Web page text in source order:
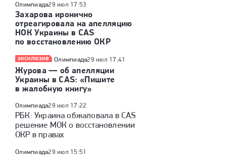
Олимпиада29 июл 17:53
Захарова иронично
отреагировала на апелляцию
НОК Украины в CAS
по восстановлению ОКР
Олимпиада29 июл 17:41
Журова — об апелляции
Украины в CAS: «Пишите
в жалобную книгу»
Олимпиада29 июл 17:22
РБК: Украина обжаловала в CAS
решение МОК о восстановлении
ОКР в правах
Олимпиада29 июл 15:51